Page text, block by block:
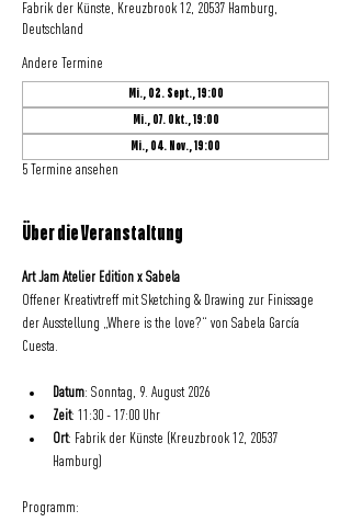
Fabrik der Künste, Kreuzbrook 12, 20537 Hamburg,
Deutschland
Andere Termine
Mi., 02. Sept., 19:00
Mi., 07. Okt., 19:00
Mi., 04. Nov., 19:00
5 Termine ansehen
Über die Veranstaltung
Art Jam Atelier Edition x Sabela
Offener Kreativtreff mit Sketching & Drawing zur Finissage
der Ausstellung „Where is the love?“ von Sabela García
Cuesta.
Datum: Sonntag, 9. August 2026
Zeit: 11:30 - 17:00 Uhr
Ort: Fabrik der Künste (Kreuzbrook 12, 20537
Hamburg)
Programm: